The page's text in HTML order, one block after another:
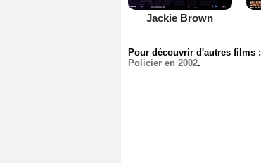
Jackie Brown
Pour découvrir d'autres films :
Policier en 2002.